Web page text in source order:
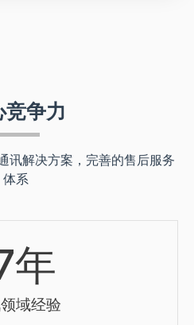
竞争力
讯解决方案，完善的售后服务
体系
年
域经验